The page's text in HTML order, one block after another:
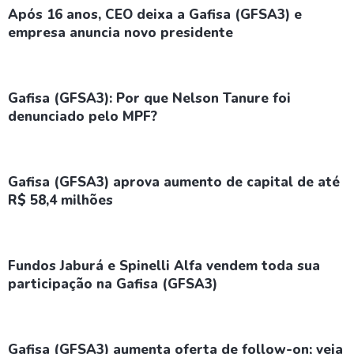
Após 16 anos, CEO deixa a Gafisa (GFSA3) e
empresa anuncia novo presidente
Gafisa (GFSA3): Por que Nelson Tanure foi
denunciado pelo MPF?
Gafisa (GFSA3) aprova aumento de capital de até
R$ 58,4 milhões
Fundos Jaburá e Spinelli Alfa vendem toda sua
participação na Gafisa (GFSA3)
Gafisa (GFSA3) aumenta oferta de follow-on; veja